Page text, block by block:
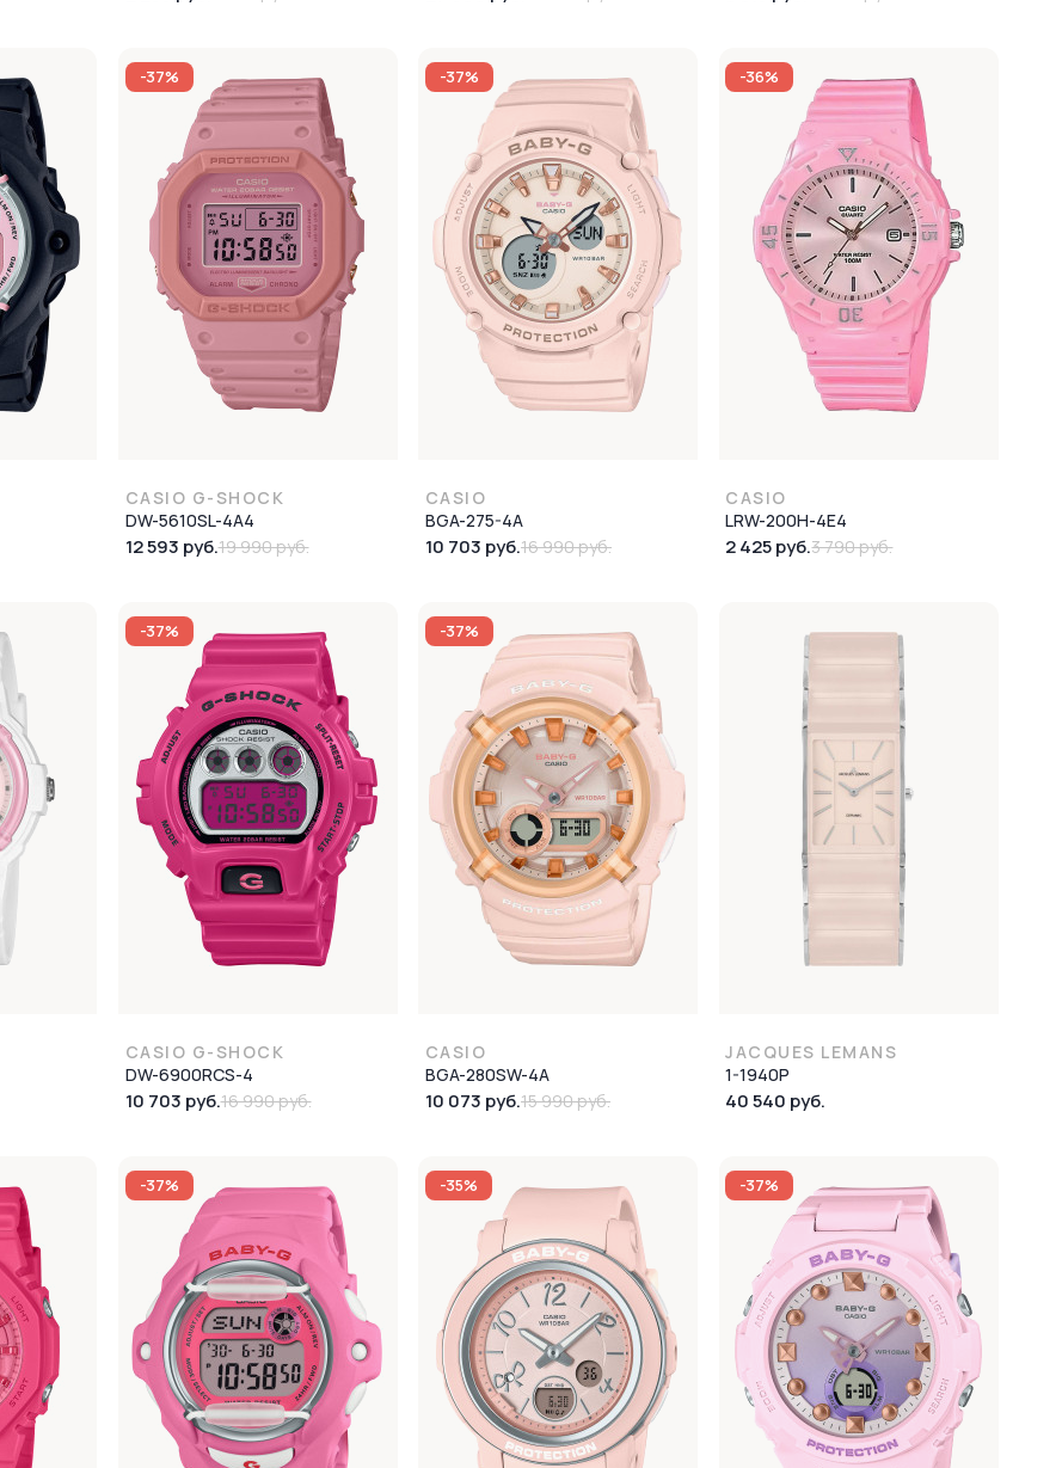
-37%
CASIO G-SHOCK
DW-5610SL-4A4
12 593 руб.19 990 руб.
-37%
CASIO
BGA-275-4A
10 703 руб.16 990 руб.
-36%
CASIO
LRW-200H-4E4
2 425 руб.3 790 руб.
-37%
CASIO G-SHOCK
DW-6900RCS-4
10 703 руб.16 990 руб.
-37%
CASIO
BGA-280SW-4A
10 073 руб.15 990 руб.
JACQUES LEMANS
1-1940P
40 540 руб.
-37% -35% -37%